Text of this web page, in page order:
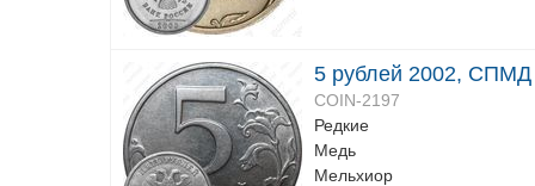
5 рублей 2002, СПМД
COIN-2197
Редкие
Медь
Мельхиор